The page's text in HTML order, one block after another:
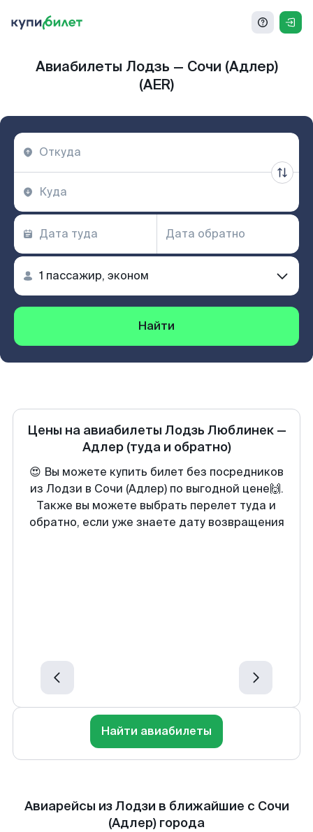
Авиабилеты Лодзь — Сочи (Адлер)
(AER)
Найти
Цены на авиабилеты Лодзь Люблинек—
Адлер (туда и обратно)
😍 Вы можете купить билет без посредников
из Лодзи в Сочи (Адлер) по выгодной цене🙌.
Также вы можете выбрать перелет туда и
обратно, если уже знаете дату возвращения
Найти авиабилеты
Авиарейсы из Лодзи в ближайшие с Сочи
(Адлер) города